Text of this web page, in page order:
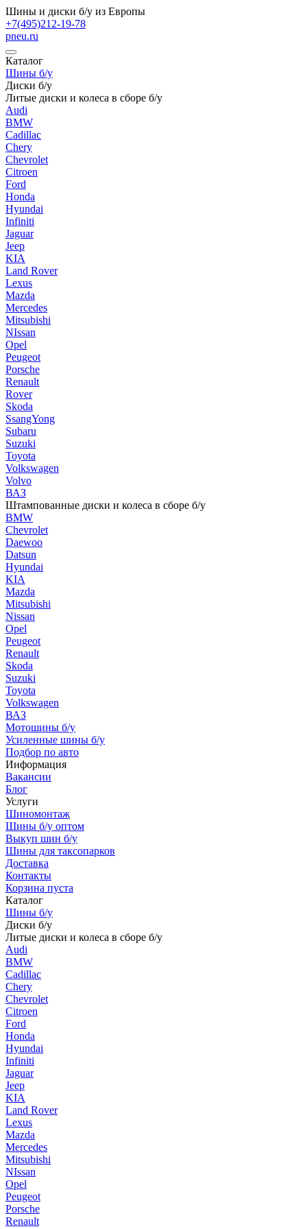
Шины и диски б/у из Европы
+7(495)212-19-78
pneu.ru
Каталог
Шины б/у
Диски б/у
Литые диски и колеса в сборе б/у
Audi
BMW
Cadillac
Chery
Chevrolet
Citroen
Ford
Honda
Hyundai
Infiniti
Jaguar
Jeep
KIA
Land Rover
Lexus
Mazda
Mercedes
Mitsubishi
NIssan
Opel
Peugeot
Porsche
Renault
Rover
Skoda
SsangYong
Subaru
Suzuki
Toyota
Volkswagen
Volvo
ВАЗ
Штампованные диски и колеса в сборе б/у
BMW
Chevrolet
Daewoo
Datsun
Hyundai
KIA
Mazda
Mitsubishi
Nissan
Opel
Peugeot
Renault
Skoda
Suzuki
Toyota
Volkswagen
ВАЗ
Мотошины б/у
Усиленные шины б/у
Подбор по авто
Информация
Вакансии
Блог
Услуги
Шиномонтаж
Шины б/у оптом
Выкуп шин б/у
Шины для таксопарков
Доставка
Контакты
Корзина пуста
Каталог
Шины б/у
Диски б/у
Литые диски и колеса в сборе б/у
Audi
BMW
Cadillac
Chery
Chevrolet
Citroen
Ford
Honda
Hyundai
Infiniti
Jaguar
Jeep
KIA
Land Rover
Lexus
Mazda
Mercedes
Mitsubishi
NIssan
Opel
Peugeot
Porsche
Renault